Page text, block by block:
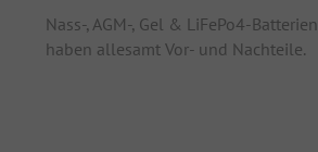
Nass-, AGM-, Gel & LiFePo4-Batterien
haben allesamt Vor- und Nachteile.